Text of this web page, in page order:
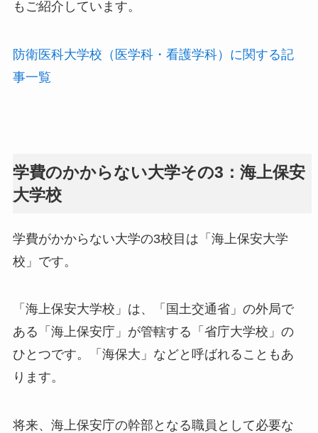
もご紹介しています。
防衛医科大学校（医学科・看護学科）に関する記
事一覧
学費のかからない大学その3：海上保安
大学校
学費がかからない大学の3校目は「海上保安大学
校」です。
「海上保安大学校」は、「国土交通省」の外局で
ある「海上保安庁」が管轄する「省庁大学校」の
ひとつです。「海保大」などと呼ばれることもあ
ります。
将来、海上保安庁の幹部となる職員として必要な